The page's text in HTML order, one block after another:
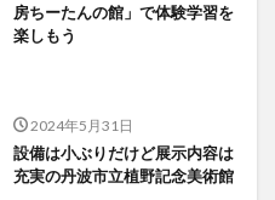
房ちーたんの館」で体験学習を
楽しもう
2024年5月31日
設備は小ぶりだけど展示内容は
充実の丹波市立植野記念美術館